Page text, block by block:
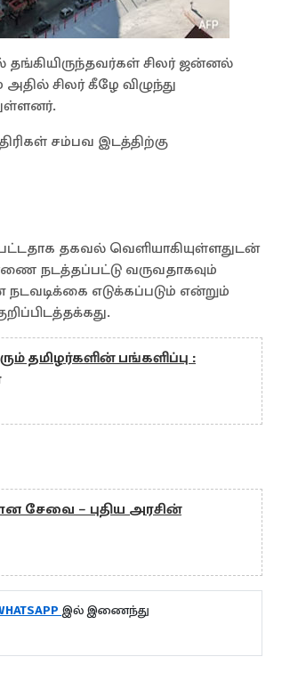
தங்கியிருந்தவர்கள் சிலர் ஜன்னல்
சிலர் கீழே விழுந்து
சம்பவ இடத்திற்கு
தகவல் வெளியாகியுள்ளதுடன்
நடத்தப்பட்டு வருவதாகவும்
எடுக்கப்படும் என்றும்
தமிழர்களின் பங்களிப்பு :
சேவை – புதிய அரசின்
இல் இணைந்து